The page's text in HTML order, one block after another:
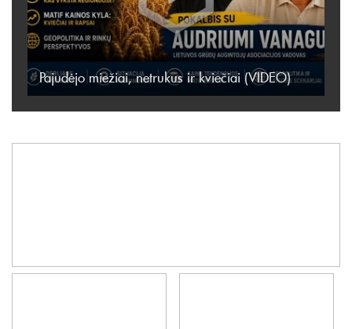
Pajudėjo miežiai, netrukus ir kviečiai (VIDEO)